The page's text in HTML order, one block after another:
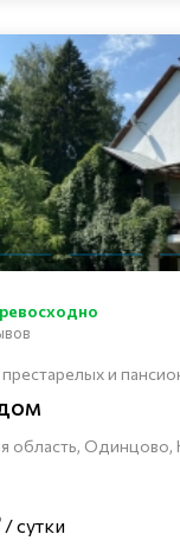
и
область, Одинцово,
/ сутки